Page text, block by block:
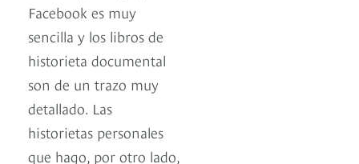
Facebook es muy
sencilla y los libros de
historieta documental
son de un trazo muy
detallado. Las
historietas personales
que hago, por otro lado,